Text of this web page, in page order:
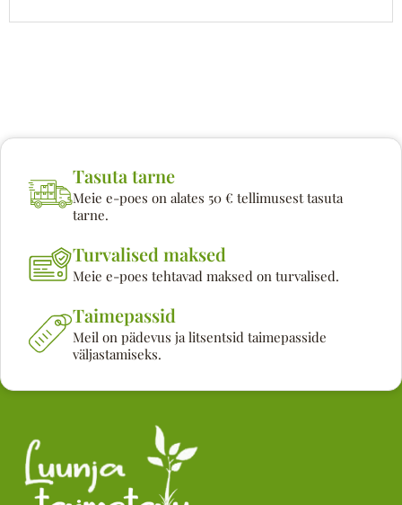
Tasuta tarne
Meie e-poes on alates 50 € tellimusest tasuta
tarne.
Turvalised maksed
Meie e-poes tehtavad maksed on turvalised.
Taimepassid
Meil on pädevus ja litsentsid taimepasside
väljastamiseks.